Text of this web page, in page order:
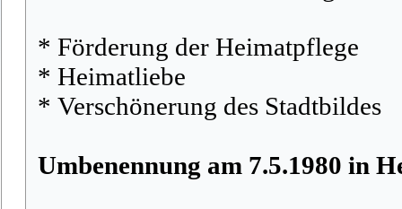
* Förderung der Heimatpflege
* Heimatliebe
* Verschönerung des Stadtbildes
Umbenennung am 7.5.1980 in